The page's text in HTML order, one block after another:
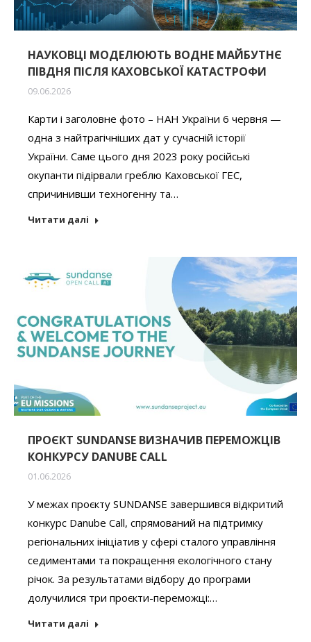
НАУКОВЦІ МОДЕЛЮЮТЬ ВОДНЕ МАЙБУТНЄ
ПІВДНЯ ПІСЛЯ КАХОВСЬКОЇ КАТАСТРОФИ
09.06.2026
Карти і заголовне фото – НАН України 6 червня —
одна з найтрагічніших дат у сучасній історії
України. Саме цього дня 2023 року російські
окупанти підірвали греблю Каховської ГЕС,
спричинивши техногенну та…
Читати далі
ПРОЄКТ SUNDANSE ВИЗНАЧИВ ПЕРЕМОЖЦІВ
КОНКУРСУ DANUBE CALL
01.06.2026
У межах проєкту SUNDANSE завершився відкритий
конкурс Danube Call, спрямований на підтримку
регіональних ініціатив у сфері сталого управління
седиментами та покращення екологічного стану
річок. За результатами відбору до програми
долучилися три проєкти-переможці:…
Читати далі